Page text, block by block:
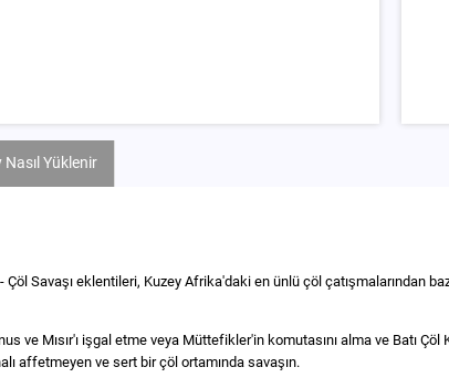
Yüklenir
Savaşı eklentileri, Kuzey Afrika'daki en ünlü çöl çatışmalarından
ve Mısır'ı işgal etme veya Müttefikler'in komutasını alma ve Batı
affetmeyen ve sert bir çöl ortamında savaşın.